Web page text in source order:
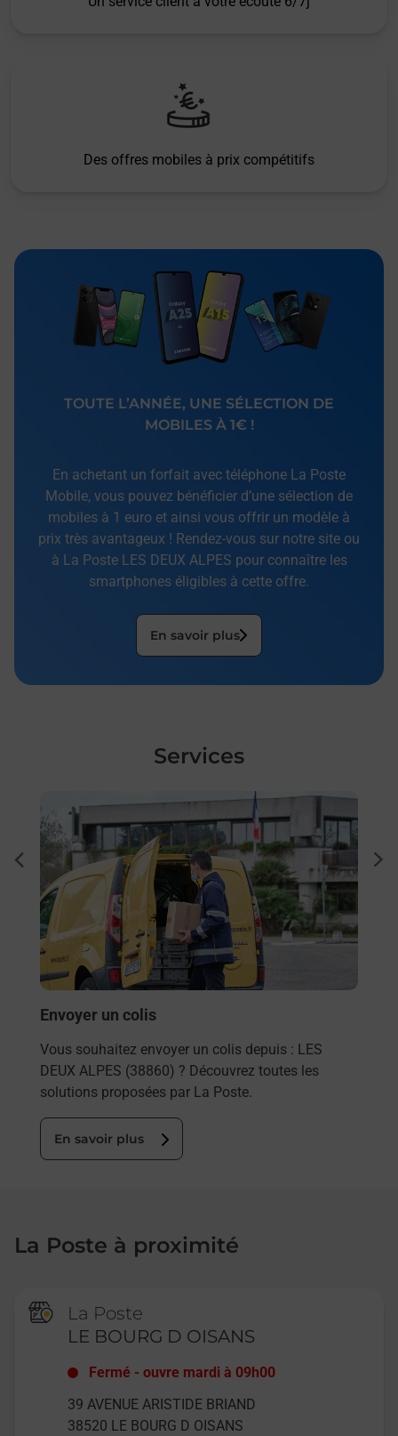
Des offres mobiles à prix compétitifs
TOUTE L’ANNÉE, UNE SÉLECTION DE
MOBILES À 1€ !
En achetant un forfait avec téléphone La Poste
Mobile, vous pouvez bénéficier d’une sélection de
mobiles à 1 euro et ainsi vous offrir un modèle à
prix très avantageux ! Rendez-vous sur notre site ou
à La Poste LES DEUX ALPES pour connaître les
smartphones éligibles à cette offre.
En savoir plus
Services
Envoyer un colis
Vous souhaitez envoyer un colis depuis : LES
DEUX ALPES (38860) ? Découvrez toutes les
solutions proposées par La Poste.
En savoir plus
La Poste à proximité
La Poste
LE BOURG D OISANS
Fermé -ouvre mardi à 09h00
39 AVENUE ARISTIDE BRIAND
38520 LE BOURG D OISANS